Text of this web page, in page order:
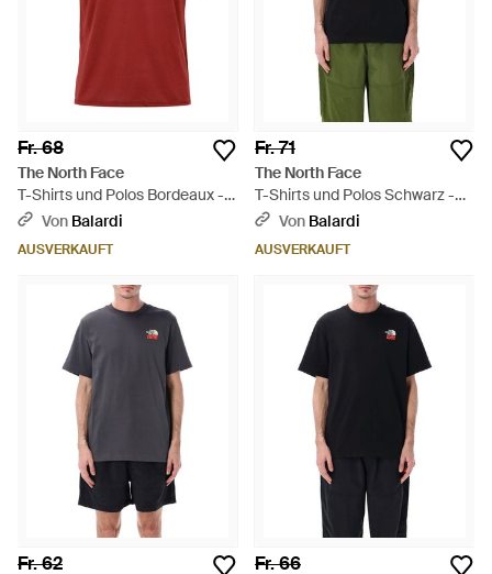
Fr. 68
The North Face
T-Shirts und Polos Bordeaux -
RotVon Balardi
AUSVERKAUFT
Fr. 71
The North Face
T-Shirts und Polos Schwarz -
Schwarz
Von Balardi
AUSVERKAUFT
Fr. 62 Fr. 66